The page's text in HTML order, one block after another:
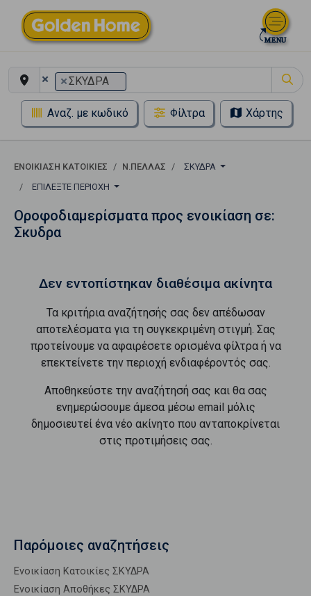
× ×ΣΚΥΔΡΑ
Αναζ. με κωδικό Φίλτρα Χάρτης
ΕΝΟΙΚΊΑΣΗ ΚΑΤΟΙΚΊΕΣ Ν.ΠΕΛΛΑΣ
ΣΚΥΔΡΑ
ΕΠΙΛΈΞΤΕ ΠΕΡΙΟΧΉ
Οροφοδιαμερίσματα προς ενοικίαση σε:
Σκυδρα
Δεν εντοπίστηκαν διαθέσιμα ακίνητα
Τα κριτήρια αναζήτησής σας δεν απέδωσαν
αποτελέσματα για τη συγκεκριμένη στιγμή. Σας
προτείνουμε να αφαιρέσετε ορισμένα φίλτρα ή να
επεκτείνετε την περιοχή ενδιαφέροντός σας.
Αποθηκεύστε την αναζήτησή σας και θα σας
ενημερώσουμε άμεσα μέσω email μόλις
δημοσιευτεί ένα νέο ακίνητο που ανταποκρίνεται
στις προτιμήσεις σας.
Παρόμοιες αναζητήσεις
Ενοικίαση Κατοικίες ΣΚΥΔΡΑ
Ενοικίαση Αποθήκες ΣΚΥΔΡΑ